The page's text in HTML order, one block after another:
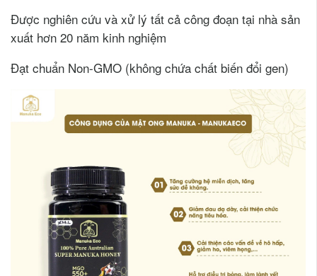
Được nghiên cứu và xử lý tất cả công đoạn tại nhà sản
xuất hơn 20 năm kinh nghiệm
Đạt chuẩn Non-GMO (không chứa chất biến đổi gen)